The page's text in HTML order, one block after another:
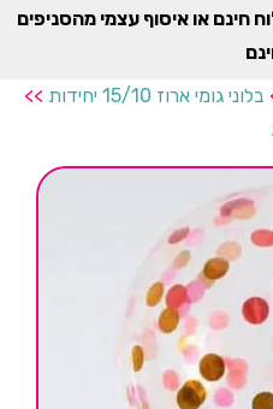
35 ₪, מעל 599 משלוח חינם או איסוף עצמי מהסניפים
בלוני גומי ארוז 15/10 יחידות
>>